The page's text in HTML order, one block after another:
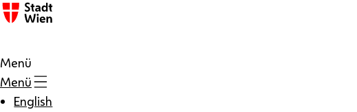
Zum Inhalt
Menü
Menü
English